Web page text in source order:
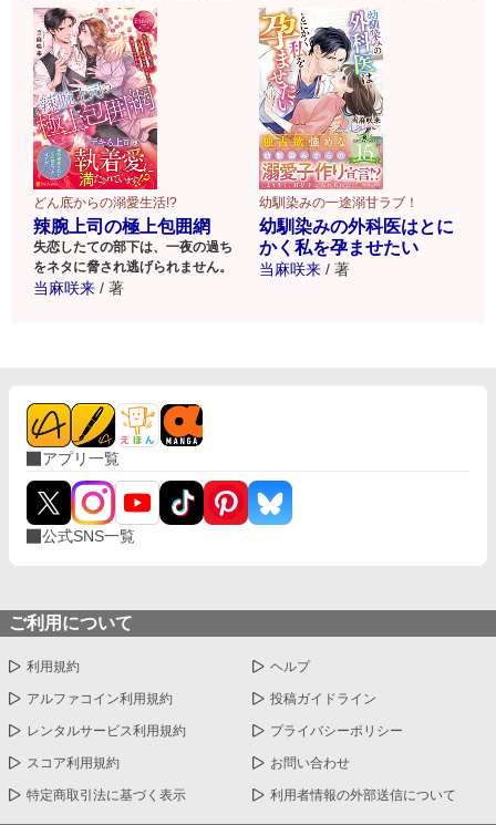
どん底からの溺愛生活!?
辣腕上司の極上包囲網
失恋したての部下は、一夜の過ち
をネタに脅され逃げられません。
当麻咲来 / 著
幼馴染みの一途溺甘ラブ！
幼馴染みの外科医はとに
かく私を孕ませたい
当麻咲来 / 著
アプリ一覧
公式SNS一覧
ご利用について
利用規約 ヘルプ
アルファコイン利用規約 投稿ガイドライン
レンタルサービス利用規約 プライバシーポリシー
スコア利用規約 お問い合わせ
特定商取引法に基づく表示 利用者情報の外部送信について